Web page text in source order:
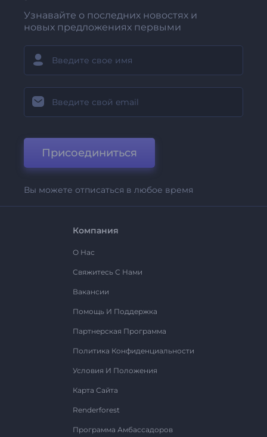
Узнавайте о последних новостях и
новых предложениях первыми
Присоединиться
Вы можете отписаться в любое время
Компания
О Нас
Свяжитесь С Нами
Вакансии
Помощь И Поддержка
Партнерская Программа
Политика Конфиденциальности
Условия И Положения
Карта Сайта
Renderforest
Программа Амбассадоров